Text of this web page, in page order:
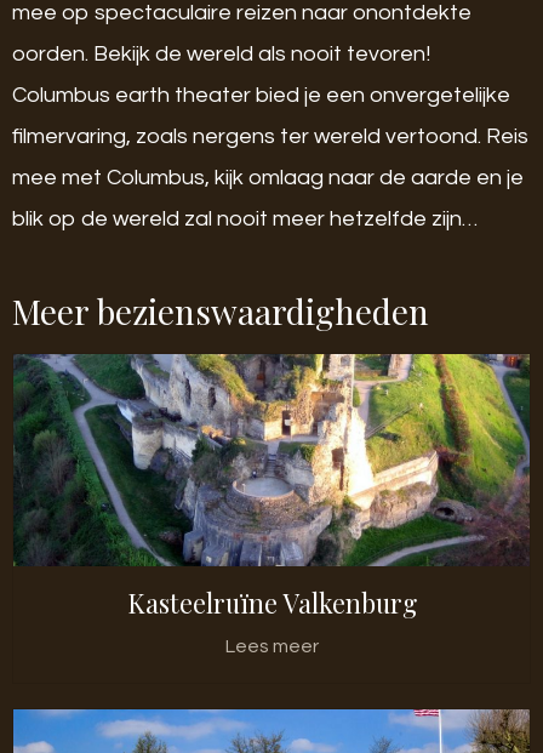
mee op spectaculaire reizen naar onontdekte
oorden. Bekijk de wereld als nooit tevoren!
Columbus earth theater bied je een onvergetelijke
filmervaring, zoals nergens ter wereld vertoond. Reis
mee met Columbus, kijk omlaag naar de aarde en je
blik op de wereld zal nooit meer hetzelfde zijn…
Meer bezienswaardigheden
Kasteelruïne Valkenburg
Lees meer